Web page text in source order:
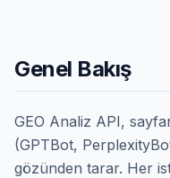
Genel Bakış
GEO Analiz API,
(GPTBot,
gözünden tarar. Her